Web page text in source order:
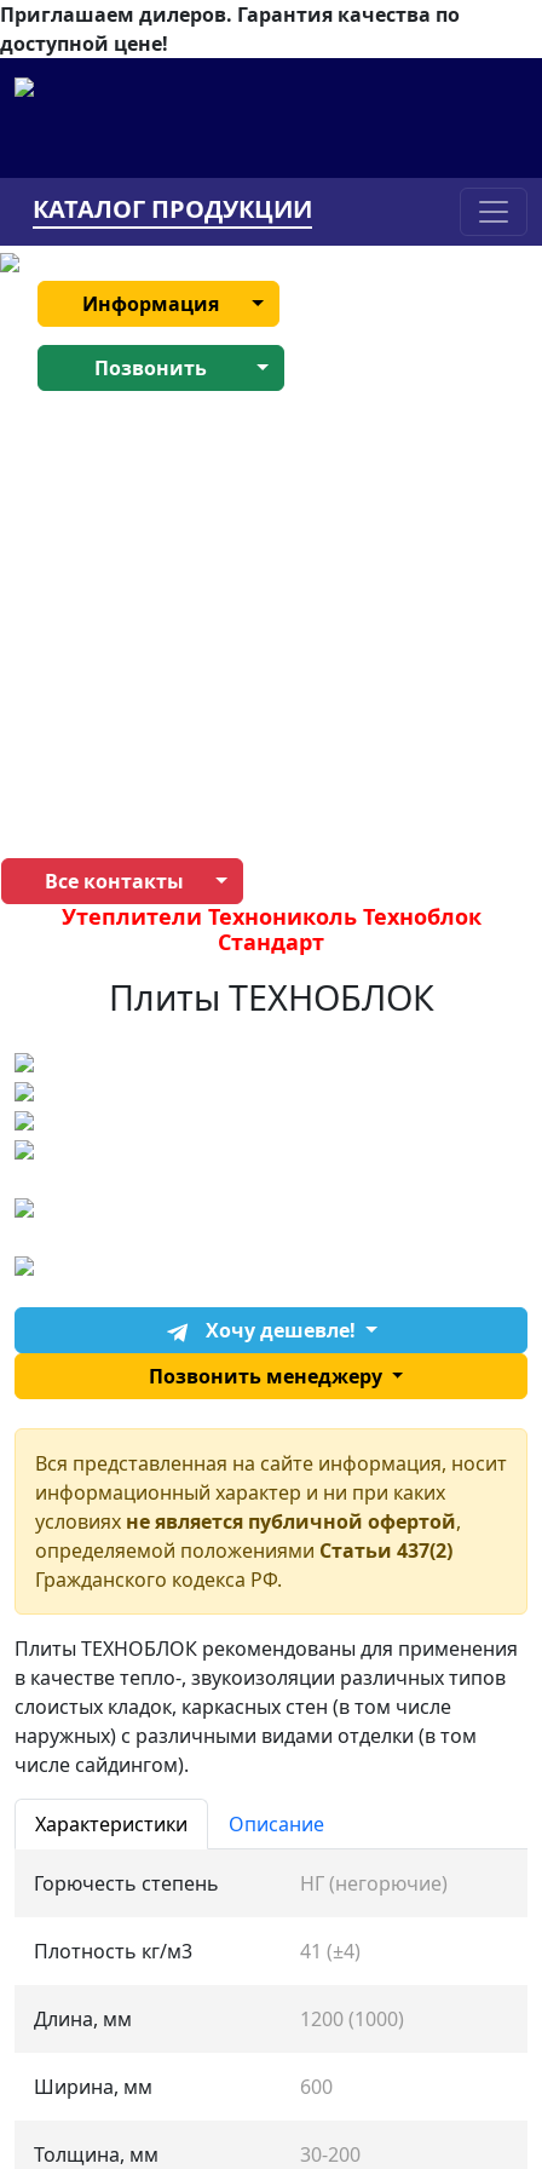
Приглашаем дилеров. Гарантия качества по
доступной цене!
КАТАЛОГ ПРОДУКЦИИ
Информация
Позвонить
Все контакты
Утеплители Технониколь Техноблок
Стандарт
Плиты ТЕХНОБЛОК
Хочу дешевле!
Позвонить менеджеру
Вся представленная на сайте информация, носит
информационный характер и ни при каких
условиях не является публичной офертой,
определяемой положениями Статьи 437(2)
Гражданского кодекса РФ.
Плиты ТЕХНОБЛОК рекомендованы для применения
в качестве тепло-, звукоизоляции различных типов
слоистых кладок, каркасных стен (в том числе
наружных) с различными видами отделки (в том
числе сайдингом).
Характеристики Описание
Горючесть степень НГ (негорючие)
Плотность кг/м3 41 (±4)
Длина, мм 1200 (1000)
Ширина, мм 600
Толщина, мм 30-200